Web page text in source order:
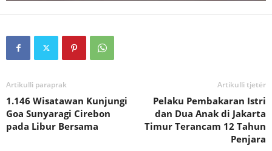
Artikulli paraprak
1.146 Wisatawan Kunjungi
Goa Sunyaragi Cirebon
pada Libur Bersama
Artikulli tjetër
Pelaku Pembakaran Istri
dan Dua Anak di Jakarta
Timur Terancam 12 Tahun
Penjara